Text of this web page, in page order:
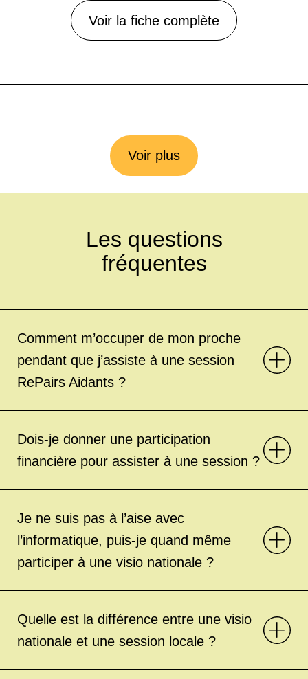
Voir la fiche complète
Voir plus
Les questions
fréquentes
Comment m’occuper de mon proche
pendant que j’assiste à une session
RePairs Aidants ?
Dois-je donner une participation
financière pour assister à une session ?
Je ne suis pas à l’aise avec
l’informatique, puis-je quand même
participer à une visio nationale ?
Quelle est la différence entre une visio
nationale et une session locale ?